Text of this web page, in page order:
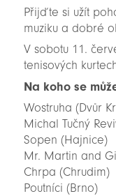
Přijďte si užít
muziku a dobré
V sobotu 11.
tenisových
Na koho se
Wostruha (Dvůr
Michal Tučný
Sopen (Hajnice)
Mr. Martin and
Chrpa (Chrudim)
Poutníci (Brno)